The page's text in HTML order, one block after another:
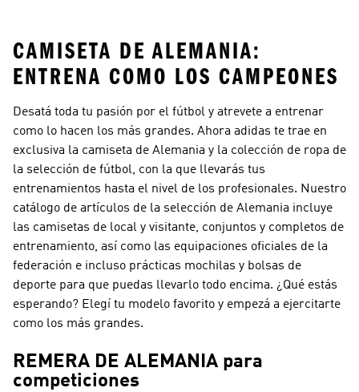
CAMISETA DE ALEMANIA:
ENTRENA COMO LOS CAMPEONES
Desatá toda tu pasión por el fútbol y atrevete a entrenar
como lo hacen los más grandes. Ahora adidas te trae en
exclusiva la camiseta de Alemania y la colección de ropa de
la selección de fútbol, con la que llevarás tus
entrenamientos hasta el nivel de los profesionales. Nuestro
catálogo de artículos de la selección de Alemania incluye
las camisetas de local y visitante, conjuntos y completos de
entrenamiento, así como las equipaciones oficiales de la
federación e incluso prácticas mochilas y bolsas de
deporte para que puedas llevarlo todo encima. ¿Qué estás
esperando? Elegí tu modelo favorito y empezá a ejercitarte
como los más grandes.
REMERA DE ALEMANIA para
competiciones